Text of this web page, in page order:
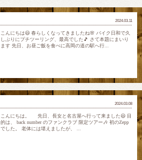
2024.03.11
こんにちは😃 春らしくなってきましたね🌸 バイク日和で久
しぶりにプチツーリング、最高でした🎵 さて本題にまいり
ます 先日、お昼ご飯を食べに高岡の道の駅へ行...
2024.03.08
こんにちは。 先日、長女と名古屋へ行って来ました😃 目
的は、 back number のファンクラブ 限定ツアー🎶 初のZepp
でした。 老体には堪えましたが、 ...